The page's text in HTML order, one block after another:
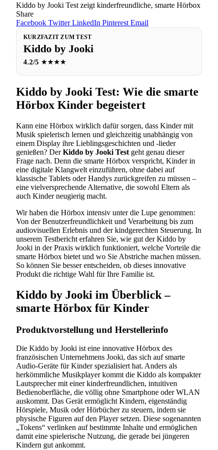
Kiddo by Jooki Test zeigt kinderfreundliche, smarte Hörbox
Share
Facebook Twitter LinkedIn Pinterest Email
KURZFAZIT ZUM TEST
Kiddo by Jooki
4.2/5 ★★★★
Kiddo by Jooki Test: Wie die smarte
Hörbox Kinder begeistert
Kann eine Hörbox wirklich dafür sorgen, dass Kinder mit
Musik spielerisch lernen und gleichzeitig unabhängig von
einem Display ihre Lieblingsgeschichten und -lieder
genießen? DerKiddo by Jooki Test geht genau dieser
Frage nach. Denn die smarte Hörbox verspricht, Kinder in
eine digitale Klangwelt einzuführen, ohne dabei auf
klassische Tablets oder Handys zurückgreifen zu müssen –
eine vielversprechende Alternative, die sowohl Eltern als
auch Kinder neugierig macht.
Wir haben die Hörbox intensiv unter die Lupe genommen:
Von der Benutzerfreundlichkeit und Verarbeitung bis zum
audiovisuellen Erlebnis und der kindgerechten Steuerung. In
unserem Testbericht erfahren Sie, wie gut der Kiddo by
Jooki in der Praxis wirklich funktioniert, welche Vorteile die
smarte Hörbox bietet und wo Sie Abstriche machen müssen.
So können Sie besser entscheiden, ob dieses innovative
Produkt die richtige Wahl für Ihre Familie ist.
Kiddo by Jooki im Überblick –
smarte Hörbox für Kinder
Produktvorstellung und Herstellerinfo
Die Kiddo by Jooki ist eine innovative Hörbox des
französischen Unternehmens Jooki, das sich auf smarte
Audio-Geräte für Kinder spezialisiert hat. Anders als
herkömmliche Musikplayer kommt die Kiddo als kompakter
Lautsprecher mit einer kinderfreundlichen, intuitiven
Bedienoberfläche, die völlig ohne Smartphone oder WLAN
auskommt. Das Gerät ermöglicht Kindern, eigenständig
Hörspiele, Musik oder Hörbücher zu steuern, indem sie
physische Figuren auf den Player setzen. Diese sogenannten
„Tokens“ verlinken auf bestimmte Inhalte und ermöglichen
damit eine spielerische Nutzung, die gerade bei jüngeren
Kindern gut ankommt.